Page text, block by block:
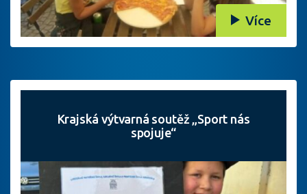
Více
Krajská výtvarná soutěž „Sport nás
spojuje“